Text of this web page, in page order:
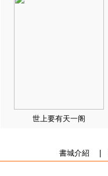
世上要有天一阁
書城介紹